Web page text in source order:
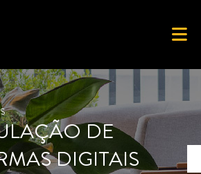
DE
DIGITAIS